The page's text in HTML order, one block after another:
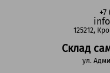
125212,
Склад
ул.